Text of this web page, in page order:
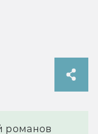
романов